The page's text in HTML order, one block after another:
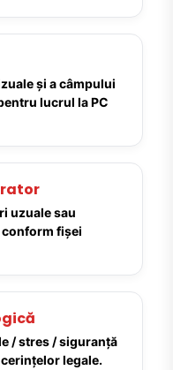
și a câmpului
lucrul la PC
uzuale sau
fișei
/ stres / siguranță
legale.